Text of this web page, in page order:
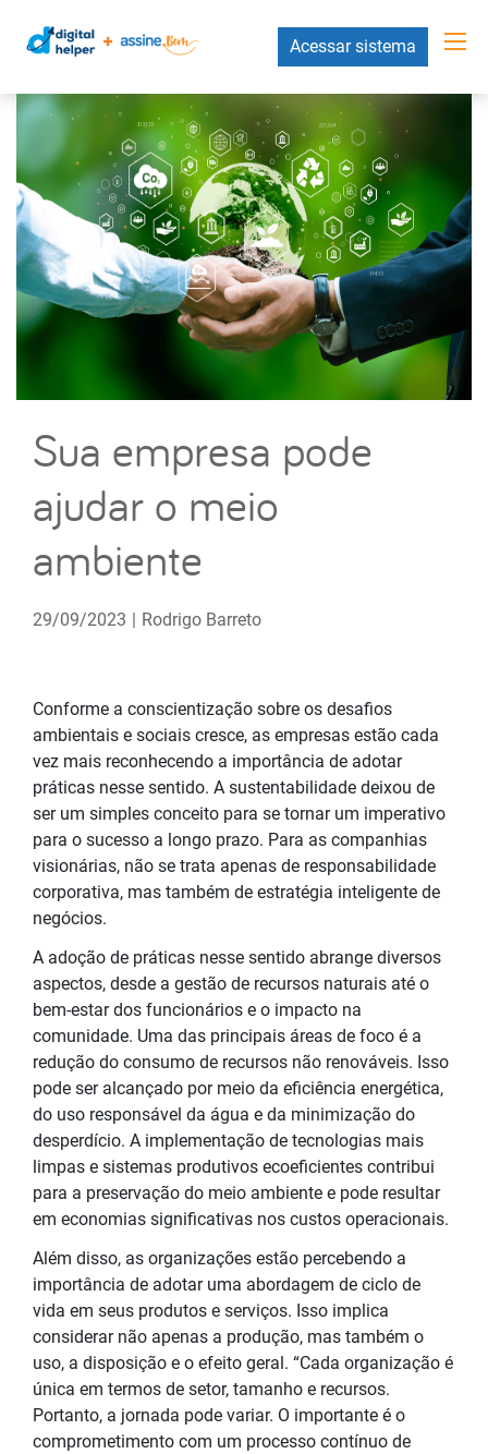
Acessar sistema
Sua empresa pode
ajudar o meio
ambiente
29/09/2023 | Rodrigo Barreto
Conforme a conscientização sobre os desafios
ambientais e sociais cresce, as empresas estão cada
vez mais reconhecendo a importância de adotar
práticas nesse sentido. A sustentabilidade deixou de
ser um simples conceito para se tornar um imperativo
para o sucesso a longo prazo. Para as companhias
visionárias, não se trata apenas de responsabilidade
corporativa, mas também de estratégia inteligente de
negócios.
A adoção de práticas nesse sentido abrange diversos
aspectos, desde a gestão de recursos naturais até o
bem-estar dos funcionários e o impacto na
comunidade. Uma das principais áreas de foco é a
redução do consumo de recursos não renováveis. Isso
pode ser alcançado por meio da eficiência energética,
do uso responsável da água e da minimização do
desperdício. A implementação de tecnologias mais
limpas e sistemas produtivos ecoeficientes contribui
para a preservação do meio ambiente e pode resultar
em economias significativas nos custos operacionais.
Além disso, as organizações estão percebendo a
importância de adotar uma abordagem de ciclo de
vida em seus produtos e serviços. Isso implica
considerar não apenas a produção, mas também o
uso, a disposição e o efeito geral. “Cada organização é
única em termos de setor, tamanho e recursos.
Portanto, a jornada pode variar. O importante é o
comprometimento com um processo contínuo de